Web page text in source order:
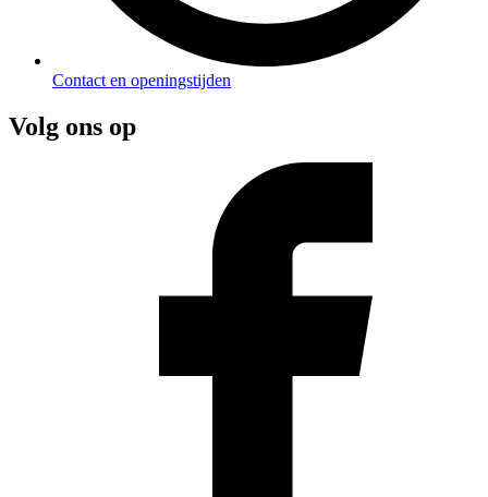
Contact en openingstijden
Volg ons op